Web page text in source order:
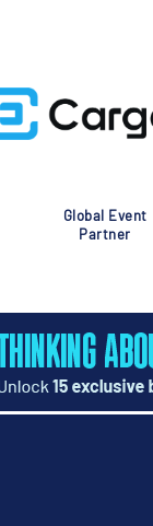
Global Event
Partner